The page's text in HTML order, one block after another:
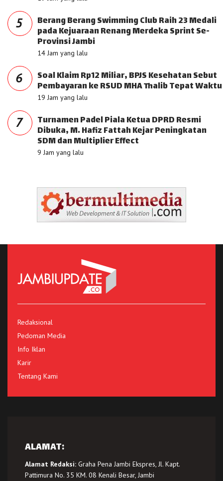
5 Berang Berang Swimming Club Raih 23 Medali
pada Kejuaraan Renang Merdeka Sprint Se-
Provinsi Jambi
14 Jam yang lalu
6 Soal Klaim Rp12 Miliar, BPJS Kesehatan Sebut
Pembayaran ke RSUD MHA Thalib Tepat Waktu
19 Jam yang lalu
7 Turnamen Padel Piala Ketua DPRD Resmi
Dibuka, M. Hafiz Fattah Kejar Peningkatan
SDM dan Multiplier Effect
9 Jam yang lalu
Redaksional
Pedoman Media
Info Iklan
Karir
Tentang Kami
ALAMAT:
Alamat Redaksi: Graha Pena Jambi Ekspres, Jl. Kapt.
Pattimura No. 35 KM. 08 Kenali Besar, Jambi